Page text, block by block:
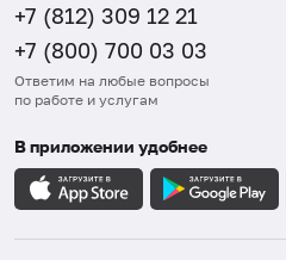
+7 (812) 309 12 21
+7 (800) 700 03 03
Ответим на любые вопросы
по работе и услугам
В приложении удобнее